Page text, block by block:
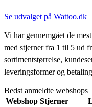
Se udvalget på Wattoo.dk
Vi har gennemgået de
med stjerner fra 1 til 5 ud
sortimentstørrelse,
leveringsformer og
Bedst anmeldte webshops
Webshop Stjerner